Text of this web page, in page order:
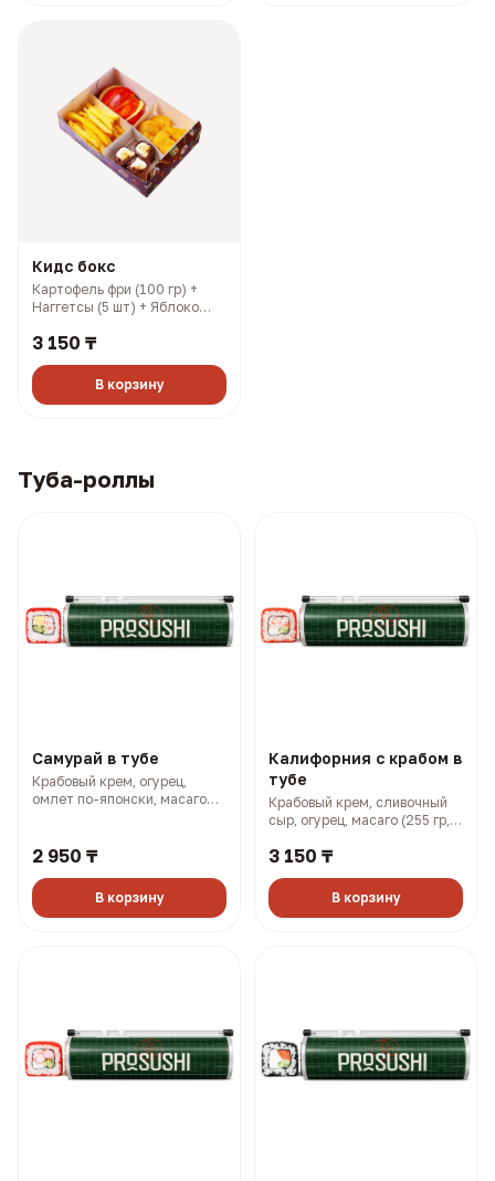
Кидс бокс
Картофель фри (100 гр) +
Наггетсы (5 шт) + Яблоко
ролл (3 шт) (376 гр, 1040
3 150 ₸
В корзину
Туба-роллы
Самурай в тубе
Крабовый крем, огурец,
омлет по-японски, масаго
2 950 ₸
В корзину
Калифорния с крабом в
тубе
Крабовый крем, сливочный
сыр, огурец, масаго (255 гр,
3 150 ₸
В корзину